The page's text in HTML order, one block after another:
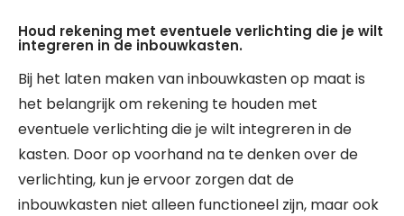
Houd rekening met eventuele verlichting die je wilt
integreren in de inbouwkasten.
Bij het laten maken van inbouwkasten op maat is
het belangrijk om rekening te houden met
eventuele verlichting die je wilt integreren in de
kasten. Door op voorhand na te denken over de
verlichting, kun je ervoor zorgen dat de
inbouwkasten niet alleen functioneel zijn, maar ook